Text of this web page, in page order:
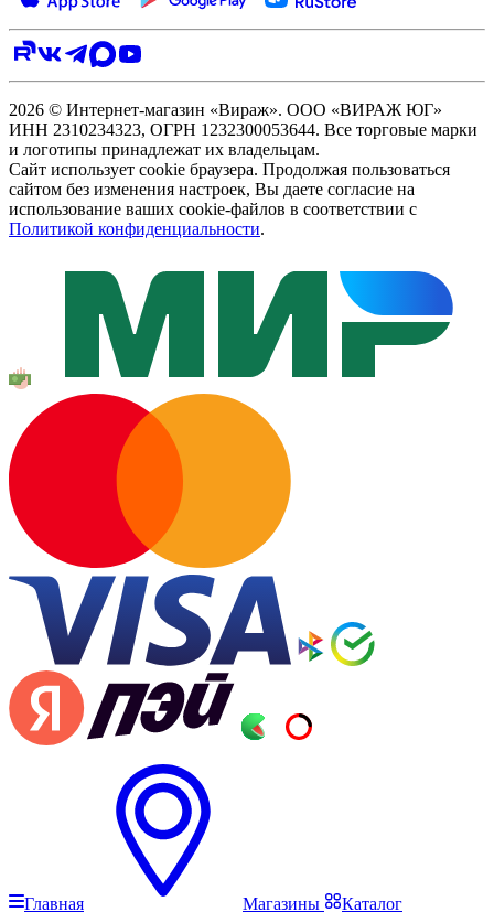
2026 © Интернет-магазин «Вираж». ООО «ВИРАЖ ЮГ»
ИНН 2310234323, ОГРН 1232300053644. Все торговые марки
и логотипы принадлежат их владельцам.
Сайт использует cookie браузера. Продолжая пользоваться
сайтом без изменения настроек, Вы даете согласие на
использование ваших cookie-файлов в соответствии с
Политикой конфиденциальности.
Главная Магазины Каталог